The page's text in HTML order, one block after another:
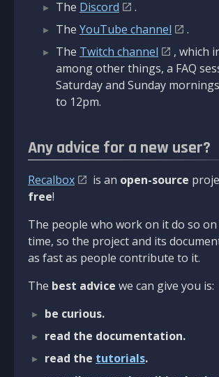
The Discord
.
The YouTube channel
.
The Twitch channel
, which
among other things, a FAQ
Saturday and Sunday
to 12pm.
Any advice for a new user?
Recalbox is an open-source
free!
The people who work on it do so
time, so the project and its
as fast as people contribute to it.
The best advice we can give you is:
be curious.
read the documentation.
read the tutorials.